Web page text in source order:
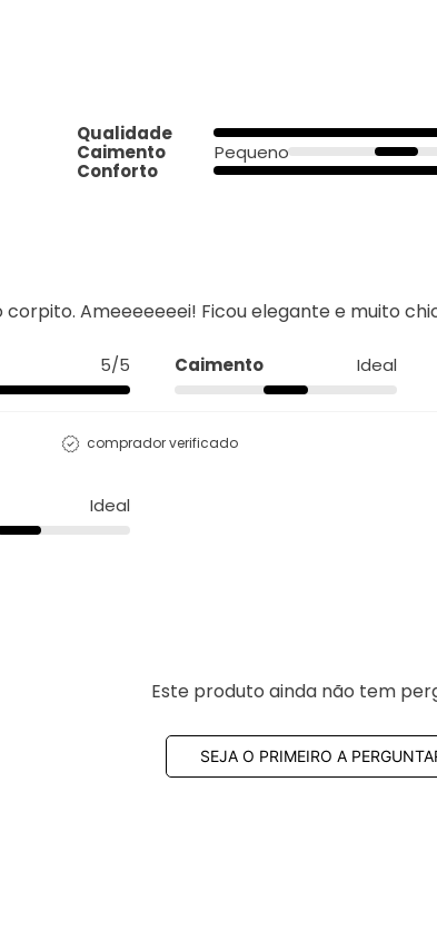
Qualidade
Caimento
Pequeno
Conforto
corpito. Ameeeeeeei! Ficou elegante e muito
5/5 Caimento Ideal
comprador verificado
Ideal
Este produto ainda não tem
SEJA O PRIMEIRO A